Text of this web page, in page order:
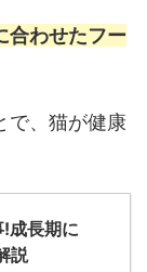
合わせたフー
で、猫が健康
成長期に
説